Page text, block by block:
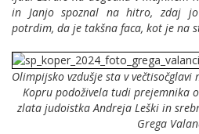
in Janjo spoznal na hitro, zdaj
potrdim, da je takšna faca, kot je na
Olimpijsko vzdušje sta v večtisočglavi
Kopru podoživela tudi prejemnika
zlata judoistka Andreja Leški in
Grega